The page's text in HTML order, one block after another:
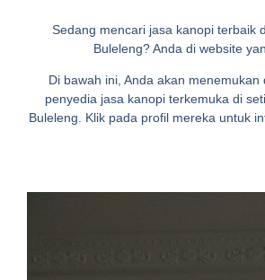
Sedang mencari jasa kanopi terbaik
Buleleng? Anda di website
Di bawah ini, Anda akan menemukan
penyedia jasa kanopi terkemuka di
Buleleng. Klik pada profil mereka untuk